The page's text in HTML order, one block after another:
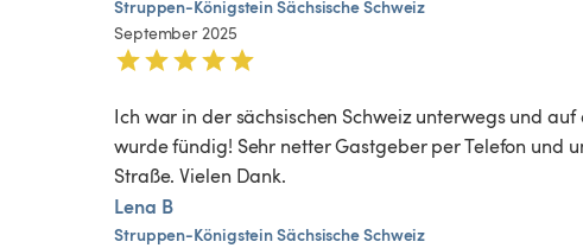
Struppen-KönigsteinSächsischeSchweiz
September 2025
Ich war in der sächsischen Schweiz unterwegs und
wurde fündig! Sehr netter Gastgeber per Telefon und
Straße. Vielen Dank.
Lena B
Struppen-KönigsteinSächsischeSchweiz